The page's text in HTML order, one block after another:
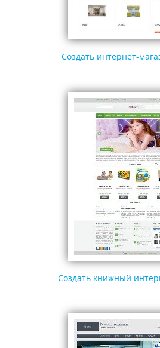
Создать интернет-
Создать книжный